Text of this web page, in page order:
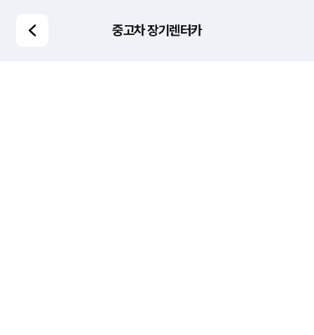
중고차 장기렌터카